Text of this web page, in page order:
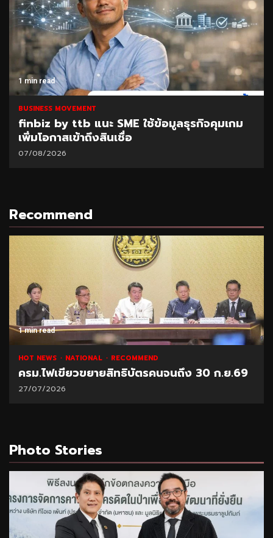
1 min read
BUSINESS MOVEMENT
finbiz by ttb แนะ SME ใช้ข้อมูลธุรกิจคุมเกม
เพิ่มโอกาสเข้าถึงสินเชื่อ
07/08/2026
Recommend
1 min read
HOT NEWS NATIONAL RECOMMEND
ครม.ไฟเขียวขยายสิทธิบัตรคนจนถึง 30 ก.ย.69
27/07/2026
Photo Stories